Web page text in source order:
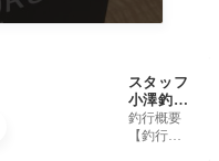
スタッフ
小澤釣行
記～佐島
沖/マル
釣行概要
【釣行